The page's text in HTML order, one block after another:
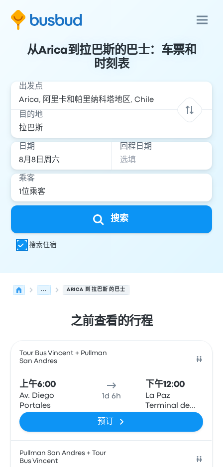
从Arica到拉巴斯的巴士：车票和
时刻表
出发点
目的地
日期 回程日期
乘客
搜索
搜索住宿
... ARICA 到 拉巴斯 的巴士
之前查看的行程
Tour Bus Vincent + Pullman
San Andres
上午6:00
Av. Diego
Portales
1d 6h
下午12:00
La Paz
Terminal de
预订
Pullman San Andres + Tour
Bus Vincent